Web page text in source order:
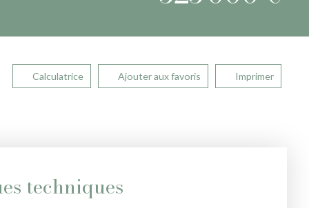
Calculatrice Ajouter aux favoris Imprimer
techniques